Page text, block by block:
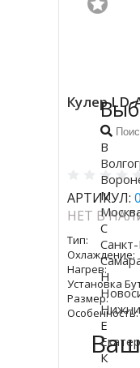
Кулер LD-
АРТИКУЛ:
НЕТ В
Тип:
Охлаждение:
Нагрев:
Установка
Размер:
Особенность:
В
М
С
Н
Е
К